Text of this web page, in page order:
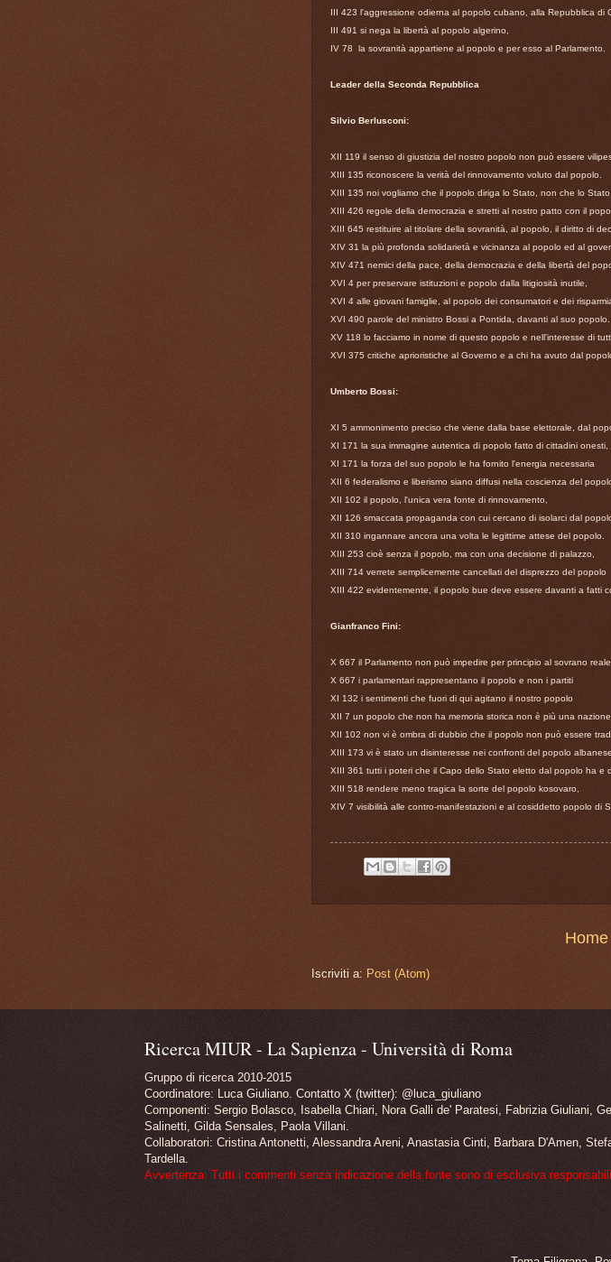
III 423 l'aggressione odierna al popolo cubano, alla Repubblica di
III 491 si nega la libertà al popolo algerino,
IV 78 la sovranità appartiene al popolo e per esso al Parlamento.
Leader della Seconda Repubblica
Silvio Berlusconi:
XII 119 il senso di giustizia del nostro popolo non può essere
XIII 135 riconoscere la verità del rinnovamento voluto dal popolo.
XIII 135 noi vogliamo che il popolo diriga lo Stato, non che lo Stato
XIII 426 regole della democrazia e stretti al nostro patto con il
XIII 645 restituire al titolare della sovranità, al popolo, il diritto di
XIV 31 la più profonda solidarietà e vicinanza al popolo ed al
XIV 471 nemici della pace, della democrazia e della libertà del
XVI 4 per preservare istituzioni e popolo dalla litigiosità inutile,
XVI 4 alle giovani famiglie, al popolo dei consumatori e dei
XVI 490 parole del ministro Bossi a Pontida, davanti al suo popolo.
XV 118 lo facciamo in nome di questo popolo e nell'interesse di
XVI 375 critiche aprioristiche al Governo e a chi ha avuto dal
Umberto Bossi:
XI 5 ammonimento preciso che viene dalla base elettorale, dal
XI 171 la sua immagine autentica di popolo fatto di cittadini onesti,
XI 171 la forza del suo popolo le ha fornito l'energia necessaria
XII 6 federalismo e liberismo siano diffusi nella coscienza del
XII 102 il popolo, l'unica vera fonte di rinnovamento,
XII 126 smaccata propaganda con cui cercano di isolarci dal
XII 310 ingannare ancora una volta le legittime attese del popolo.
XIII 253 cioè senza il popolo, ma con una decisione di palazzo,
XIII 714 verrete semplicemente cancellati del disprezzo del popolo
XIII 422 evidentemente, il popolo bue deve essere davanti a fatti
Gianfranco Fini:
X 667 il Parlamento non può impedire per principio al sovrano
X 667 i parlamentari rappresentano il popolo e non i partiti
XI 132 i sentimenti che fuori di qui agitano il nostro popolo
XII 7 un popolo che non ha memoria storica non è più una nazione
XII 102 non vi è ombra di dubbio che il popolo non può essere
XIII 173 vi è stato un disinteresse nei confronti del popolo albanese
XIII 361 tutti i poteri che il Capo dello Stato eletto dal popolo ha e
XIII 518 rendere meno tragica la sorte del popolo kosovaro,
XIV 7 visibilità alle contro-manifestazioni e al cosiddetto popolo di
Iscriviti a: Post (Atom)
Ricerca MIUR - La Sapienza - Università di Roma
Gruppo di ricerca 2010-2015
Coordinatore: Luca Giuliano. Contatto X (twitter): @luca_giuliano
Componenti: Sergio Bolasco, Isabella Chiari, Nora Galli de' Paratesi, Fabrizia Giuliani,
Salinetti, Gilda Sensales, Paola Villani.
Collaboratori: Cristina Antonetti, Alessandra Areni, Anastasia Cinti, Barbara D'Amen,
Tardella.
Avvertenza: Tutti i commenti senza indicazione della fonte sono di esclusiva